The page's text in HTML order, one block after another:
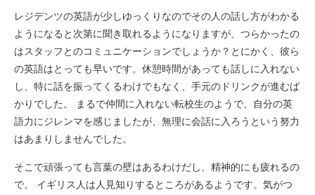
レジデンツの英語が少しゆっくりなのでその人の話し方がわかる
ようになると次第に聞き取れるようになりますが、つらかったの
はスタッフとのコミュニケーションでしょうか？とにかく、彼ら
の英語はとっても早いです。休憩時間があっても話しに入れない
し、特に話を振ってくるわけでもなく、手元のドリンクが進むば
かりでした。 まるで仲間に入れない転校生のようで、自分の英
語力にジレンマを感じましたが、無理に会話に入ろうという努力
はあまりしませんでした。
そこで頑張っても言葉の壁はあるわけだし、精神的にも疲れるの
で。 イギリス人は人見知りするところがあるようです。気がつ